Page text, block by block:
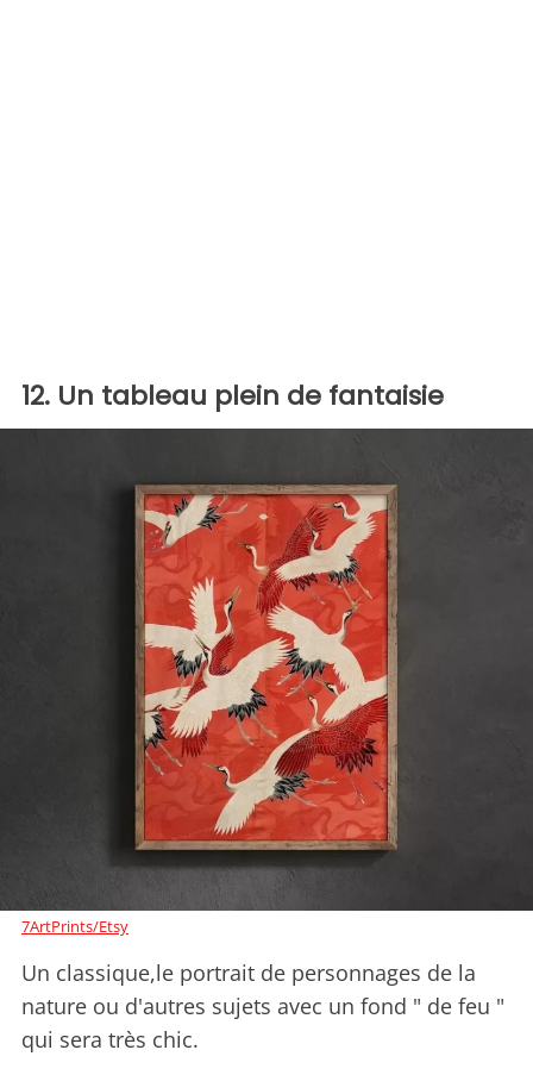
12. Un tableau plein de fantaisie
7ArtPrints/Etsy
Un classique,le portrait de personnages de la
nature ou d'autres sujets avec un fond " de feu "
qui sera très chic.